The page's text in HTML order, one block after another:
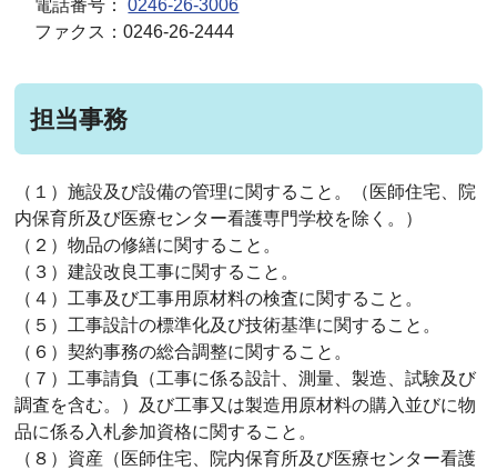
電話番号：0246-26-3006
ファクス：0246-26-2444
担当事務
（１）施設及び設備の管理に関すること。（医師住宅、院
内保育所及び医療センター看護専門学校を除く。）
（２）物品の修繕に関すること。
（３）建設改良工事に関すること。
（４）工事及び工事用原材料の検査に関すること。
（５）工事設計の標準化及び技術基準に関すること。
（６）契約事務の総合調整に関すること。
（７）工事請負（工事に係る設計、測量、製造、試験及び
調査を含む。）及び工事又は製造用原材料の購入並びに物
品に係る入札参加資格に関すること。
（８）資産（医師住宅、院内保育所及び医療センター看護